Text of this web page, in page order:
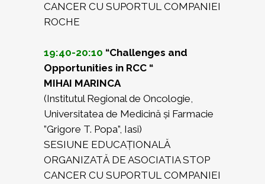
CANCER CU SUPORTUL COMPANIEI
ROCHE
19:40-20:10 “Challenges and
Opportunities in RCC “
MIHAI MARINCA
(Institutul Regional de Oncologie,
Universitatea de Medicină și Farmacie
”Grigore T. Popa”, Iasi)
SESIUNE EDUCAȚIONALĂ
ORGANIZATĂ DE ASOCIATIA STOP
CANCER CU SUPORTUL COMPANIEI